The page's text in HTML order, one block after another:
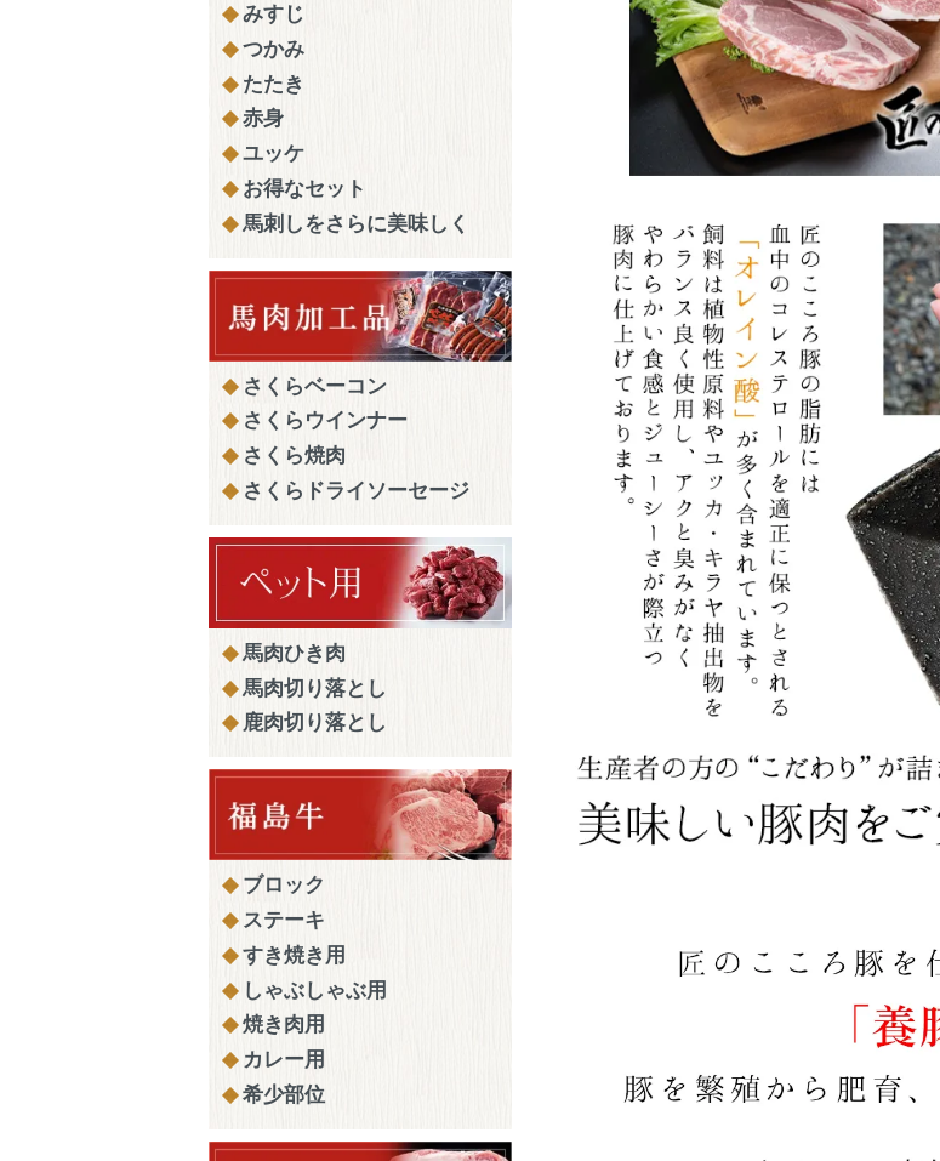
みすじ
つかみ
たたき
赤身
ユッケ
お得なセット
馬刺しをさらに美味しく
さくらベーコン
さくらウインナー
さくら焼肉
さくらドライソーセージ
馬肉ひき肉
馬肉切り落とし
鹿肉切り落とし
ブロック
ステーキ
すき焼き用
しゃぶしゃぶ用
焼き肉用
カレー用
希少部位